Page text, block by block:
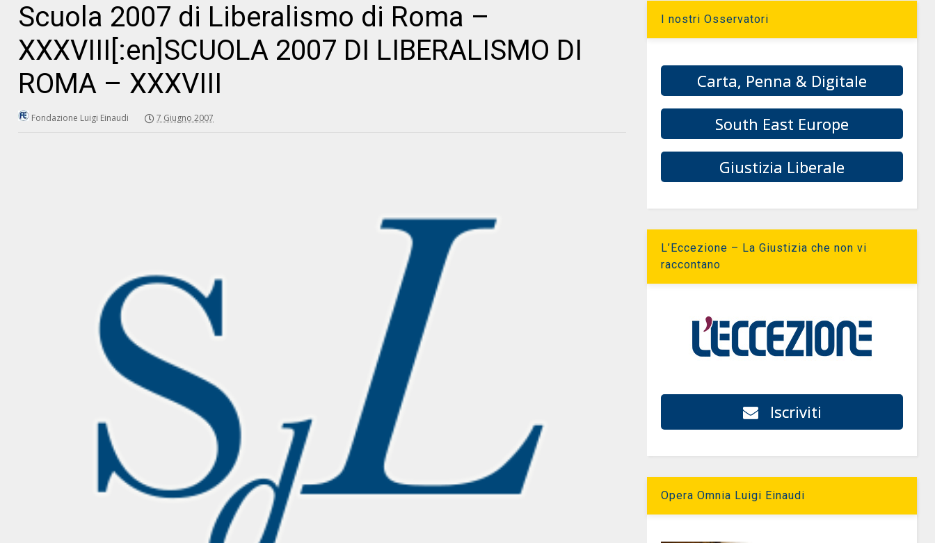
Scuola 2007 di Liberalismo di Roma –
XXXVIII[:en]SCUOLA 2007 DI LIBERALISMO DI
ROMA – XXXVIII
Fondazione Luigi Einaudi 7 Giugno 2007
I nostri Osservatori
Carta, Penna & Digitale
South East Europe
Giustizia Liberale
L’Eccezione – La Giustizia che non vi
raccontano
Iscriviti
Opera Omnia Luigi Einaudi